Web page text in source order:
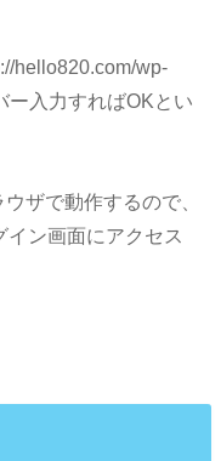
hello820.com/wp-
ー入力すればOKとい
ザで動作するので、
ン画面にアクセス